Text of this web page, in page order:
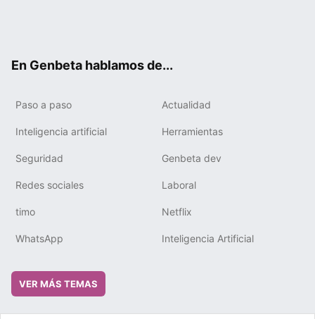
En Genbeta hablamos de...
Paso a paso Actualidad
Inteligencia artificial Herramientas
Seguridad Genbeta dev
Redes sociales Laboral
timo Netflix
WhatsApp Inteligencia Artificial
VER MÁS TEMAS